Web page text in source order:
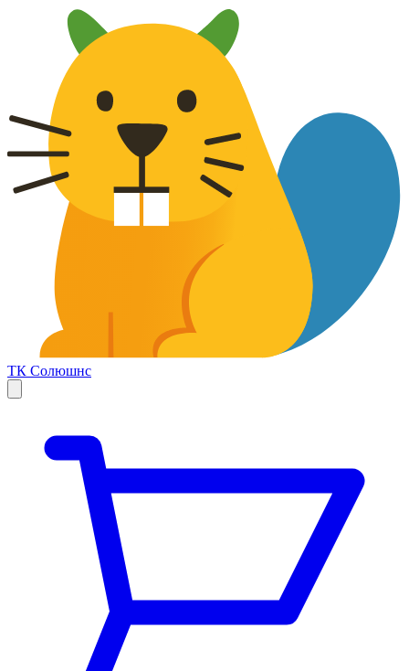
ТК Солюшнс